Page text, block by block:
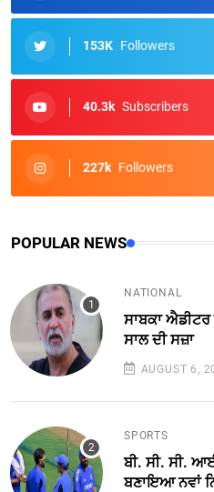
153K Followers
40.3k Subscribers
227k Followers
POPULAR NEWS
NATIONAL
ਸਾਬਕਾ
ਸਾਲ ਦੀ ਸਜ਼ਾ
AUGUST 6,
SPORTS
ਬੀ. ਸੀ. ਸੀ.
ਬਣਾਇਆ ਨਵਾਂ